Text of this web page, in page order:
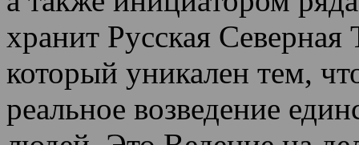
хранит Русская
который уникален тем,
реальное возведение